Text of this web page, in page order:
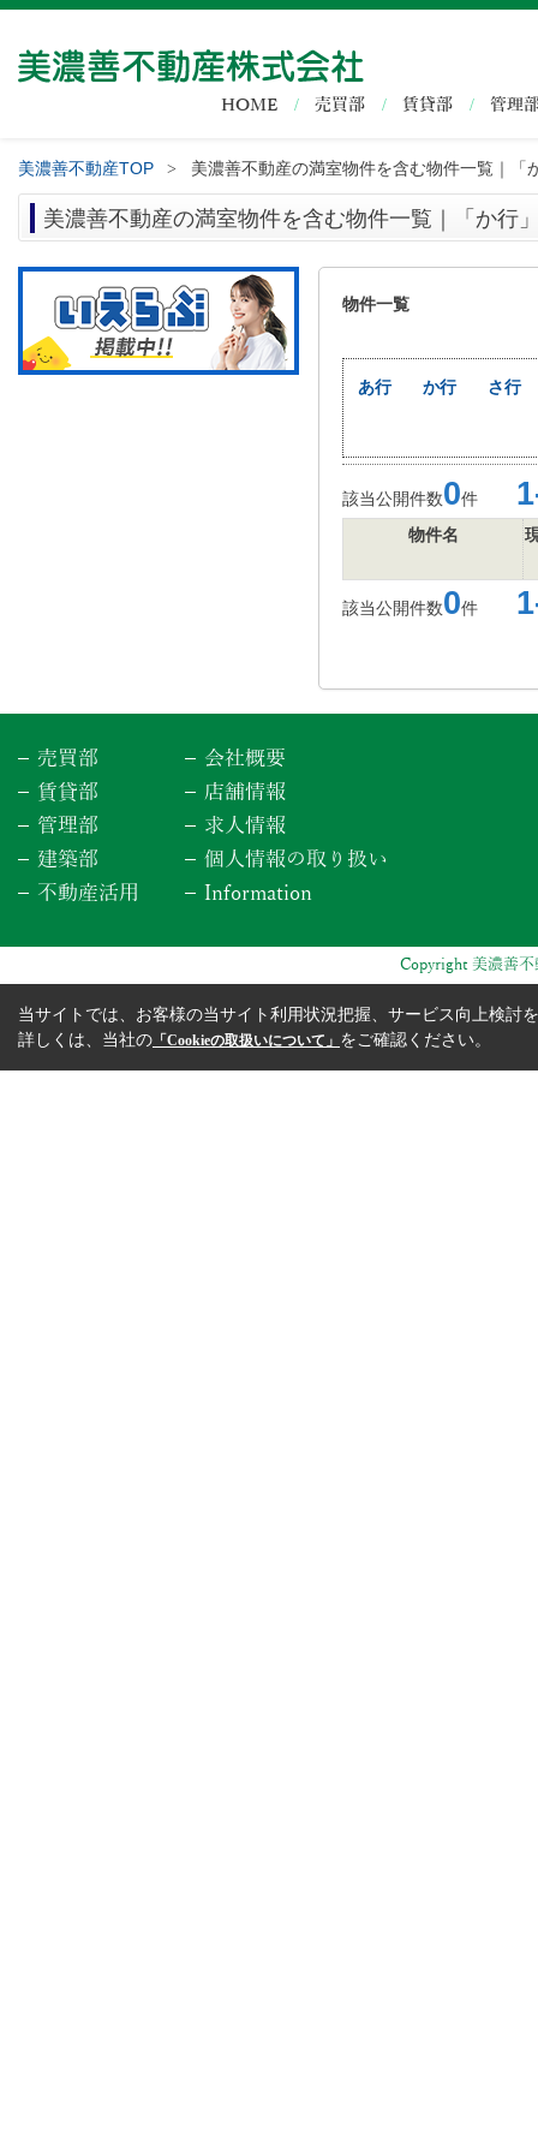
HOME 売買部 賃貸部 管理
美濃善不動産TOP > 美濃善不動産の満室物件を含む物件一覧｜「
美濃善不動産の満室物件を含む物件一覧｜「か行
物件一覧
あ行 か行 さ行
該当公開件数0件
物件名
該当公開件数0件
売買部
賃貸部
管理部
建築部
不動産活用
会社概要
店舗情報
求人情報
個人情報の取り扱い
Information
Copyright 美濃善
当サイトでは、お客様の当サイト利用状況把握、サービス向上検討
詳しくは、当社の 「Cookieの取扱いについて」 をご確認ください。